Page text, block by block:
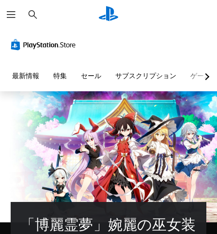
索
最新情報 特集 セール サブスクリプション ゲーム
「博麗霊夢」婉麗の巫女装